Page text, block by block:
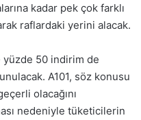
kadar pek çok farklı
raflardaki yerini alacak.
yüzde 50 indirim de
A101, söz konusu
olacağını
nedeniyle tüketicilerin